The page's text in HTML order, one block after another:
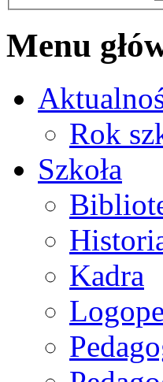
Menu
Rok
Szkoła
Kadra